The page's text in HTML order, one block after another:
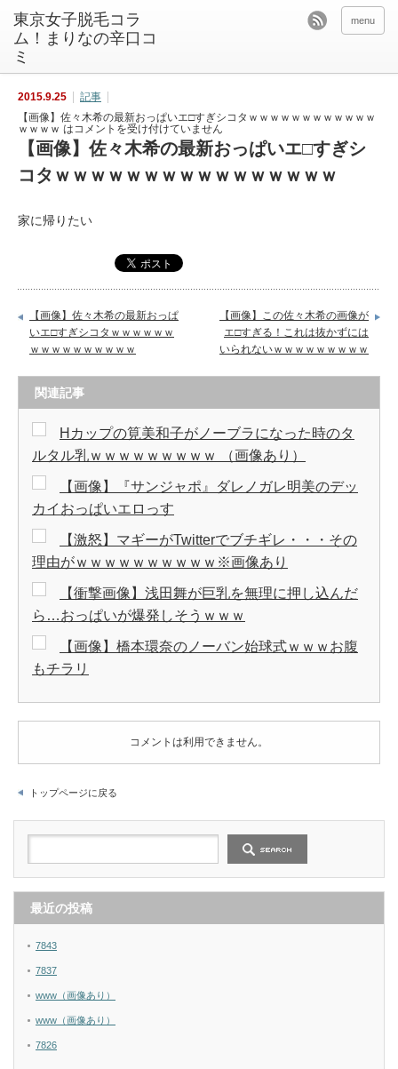
東京女子脱毛コラ
ム！まりなの辛口コ
ミ
menu
2015.9.25
記事
【画像】佐々木希の最新おっぱいエ□すぎシコタｗｗｗｗｗｗｗｗｗｗｗｗ
ｗｗｗｗ はコメントを受け付けていません
【画像】佐々木希の最新おっぱいエ□すぎシ
コタｗｗｗｗｗｗｗｗｗｗｗｗｗｗｗｗ
家に帰りたい
【画像】佐々木希の最新おっぱ
いエ□すぎシコタｗｗｗｗｗｗ
ｗｗｗｗｗｗｗｗｗｗ
【画像】この佐々木希の画像が
エ□すぎる！これは抜かずには
いられないｗｗｗｗｗｗｗｗｗ
関連記事
Hカップの筧美和子がノーブラになった時のタ
ルタル乳ｗｗｗｗｗｗｗｗｗ （画像あり）
【画像】『サンジャポ』ダレノガレ明美のデッ
カイおっぱいエロっす
【激怒】マギーがTwitterでブチギレ・・・その
理由がｗｗｗｗｗｗｗｗｗｗ※画像あり
【衝撃画像】浅田舞が巨乳を無理に押し込んだ
ら…おっぱいが爆発しそうｗｗｗ
【画像】橋本環奈のノーバン始球式ｗｗｗお腹
もチラリ
コメントは利用できません。
トップページに戻る
最近の投稿
7843
7837
www（画像あり）
www（画像あり）
7826